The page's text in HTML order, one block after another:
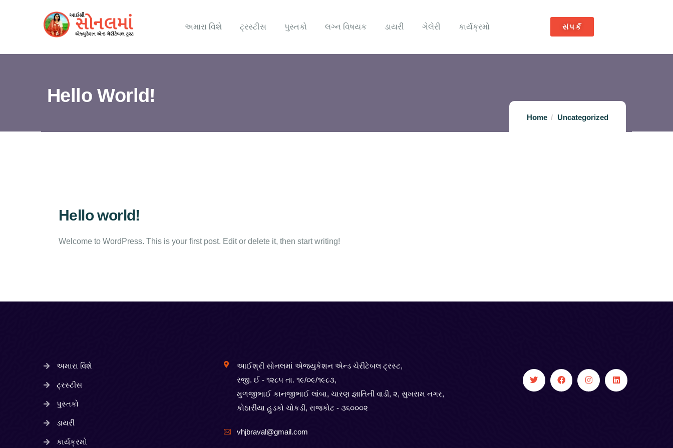
અમારા વિશે ટ્રસ્ટીસ પુસ્તકો લગ્ન વિષયક ડાયરી ગેલેરી કાર્યક્રમો સંપર્ક
Hello World!
Home Uncategorized
Hello world!
Welcome to WordPress. This is your first post. Edit or delete it, then start writing!
અમારા વિશે
ટ્રસ્ટીસ
પુસ્તકો
ડાયરી
કાર્યક્રમો
આઈશ્રી સોનલમાં એજ્યુકેશન એન્ડ ચેરીટેબલ ટ્રસ્ટ,
રજી. ઈ - ૧૨૮૫ તા. ૧૯/૦૯/૧૯૮૩,
મુળજીભાઈ કાનજીભાઈ લાંબા, ચારણ જ્ઞાતિની વાડી, ૨, સુખરામ નગર,
કોઠારીયા હુડકો ચોકડી, રાજકોટ - ૩૬૦૦૦૨
vhjbraval@gmail.com